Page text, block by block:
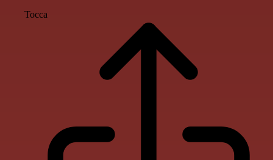
Tocca